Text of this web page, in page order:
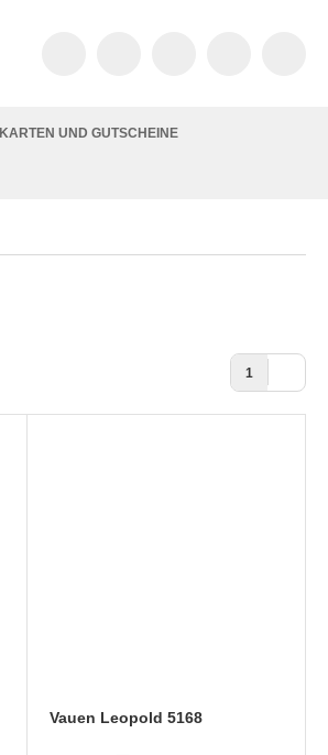
KARTEN UND GUTSCHEINE
1
Vauen Leopold 5168